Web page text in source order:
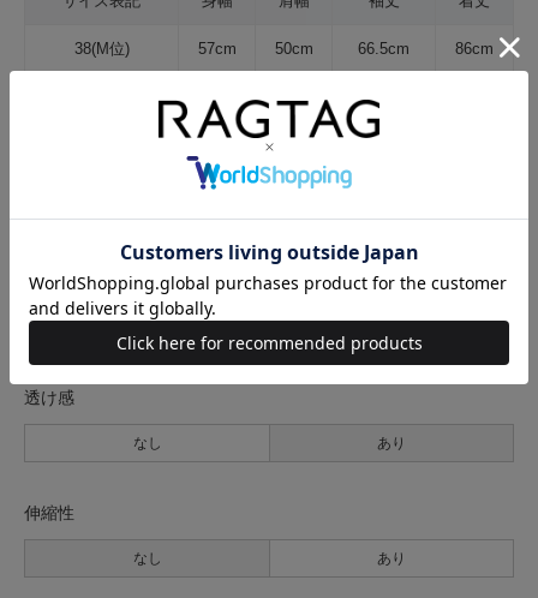
38(M位) 57cm 50cm 66.5cm 86cm
サイズの測り方について
裏地
透け感
なし あり
伸縮性
なし あり